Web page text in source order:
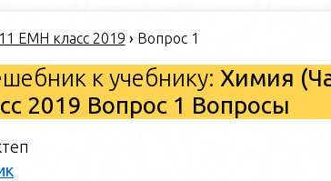
ЕМН класс 2019 › Вопрос 1
к учебнику: Химия
2019 Вопрос 1 Вопросы